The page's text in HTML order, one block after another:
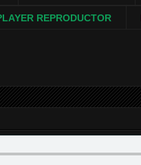
REPRODUCTOR